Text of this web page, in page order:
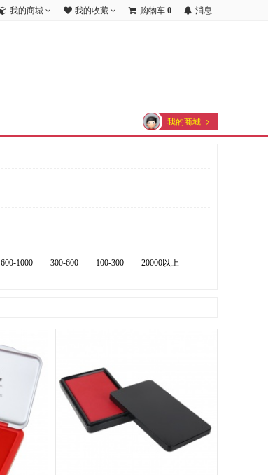
我的商城 我的收藏 购物车 0 消息
我的商城
600-1000 300-600 100-300 20000以上